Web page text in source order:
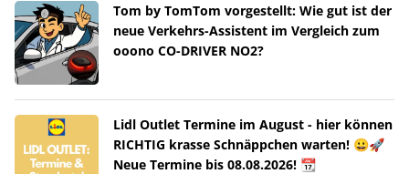
Tom by TomTom vorgestellt: Wie gut ist der
neue Verkehrs-Assistent im Vergleich zum
ooono CO-DRIVER NO2?
Lidl Outlet Termine im August - hier können
RICHTIG krasse Schnäppchen warten! 😀🚀
Neue Termine bis 08.08.2026! 📆